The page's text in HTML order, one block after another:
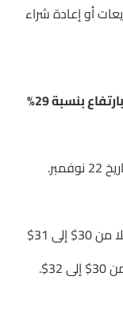
أو إعادة شراء
31$